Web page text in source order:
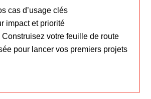
cas d’usage clés
impact et priorité
Construisez votre feuille de route
pour lancer vos premiers projets